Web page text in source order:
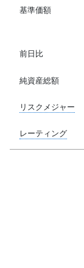
基準価額
前日比
純資産総額
リスクメジャー
レーティング